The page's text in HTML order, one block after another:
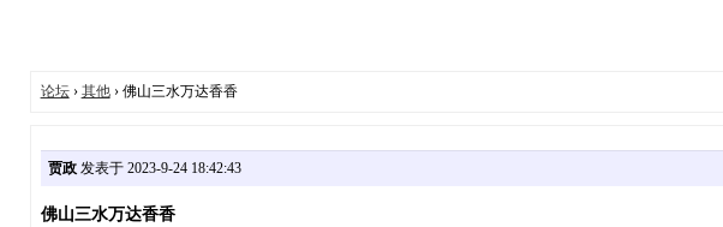
论坛› 其他› 佛山三水万达香香
贾政发表于 2023-9-24 18:42:43
佛山三水万达香香